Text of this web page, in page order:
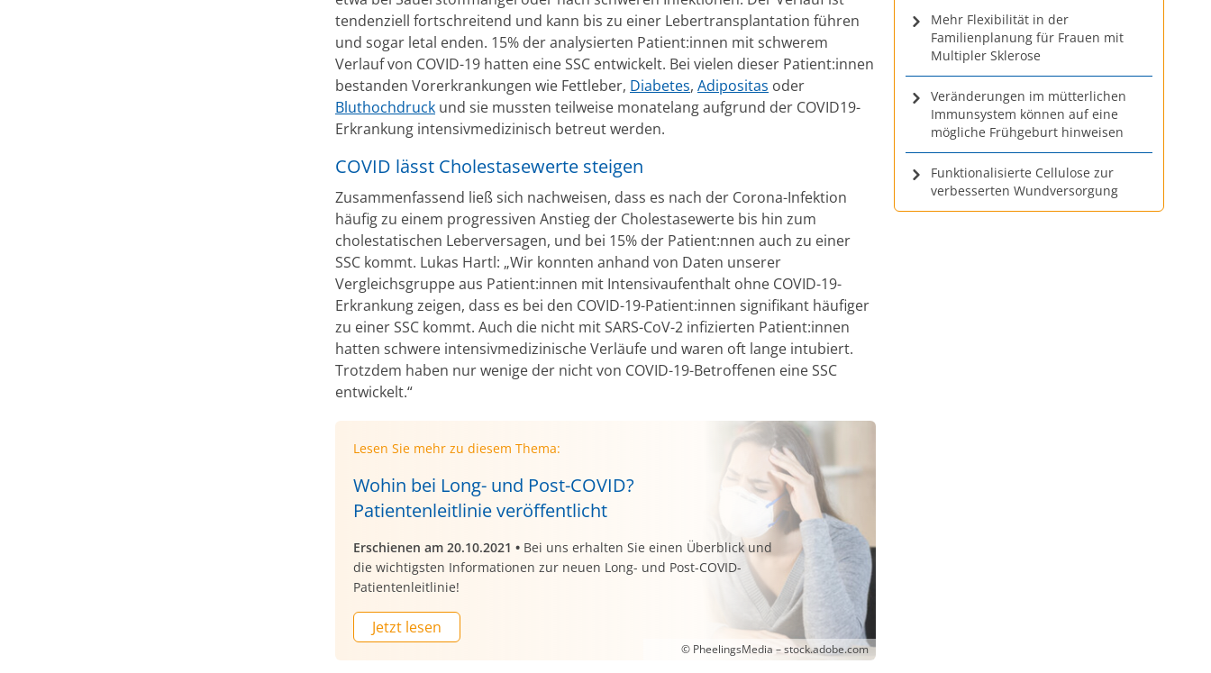
tendenziell fortschreitend und kann bis zu einer Lebertransplantation führen
und sogar letal enden. 15% der analysierten Patient:innen mit schwerem
Verlauf von COVID-19 hatten eine SSC entwickelt. Bei vielen dieser Patient:innen
bestanden Vorerkrankungen wie Fettleber, Diabetes, Adipositas oder
Bluthochdruck und sie mussten teilweise monatelang aufgrund der COVID19-
Erkrankung intensivmedizinisch betreut werden.
COVID lässt Cholestasewerte steigen
Zusammenfassend ließ sich nachweisen, dass es nach der Corona-Infektion
häufig zu einem progressiven Anstieg der Cholestasewerte bis hin zum
cholestatischen Leberversagen, und bei 15% der Patient:nnen auch zu einer
SSC kommt. Lukas Hartl: „Wir konnten anhand von Daten unserer
Vergleichsgruppe aus Patient:innen mit Intensivaufenthalt ohne COVID-19-
Erkrankung zeigen, dass es bei den COVID-19-Patient:innen signifikant häufiger
zu einer SSC kommt. Auch die nicht mit SARS-CoV-2 infizierten Patient:innen
hatten schwere intensivmedizinische Verläufe und waren oft lange intubiert.
Trotzdem haben nur wenige der nicht von COVID-19-Betroffenen eine SSC
entwickelt.“
Lesen Sie mehr zu diesem Thema:
Wohin bei Long- und Post-COVID?
Patientenleitlinie veröffentlicht
Erschienen am 20.10.2021 • Bei uns erhalten Sie einen Überblick und
die wichtigsten Informationen zur neuen Long- und Post-COVID-
Patientenleitlinie!
Jetzt lesen
© PheelingsMedia – stock.adobe.com
Mehr Flexibilität in der
Familienplanung für Frauen mit
Multipler Sklerose
Veränderungen im mütterlichen
Immunsystem können auf eine
mögliche Frühgeburt hinweisen
Funktionalisierte Cellulose zur
verbesserten Wundversorgung